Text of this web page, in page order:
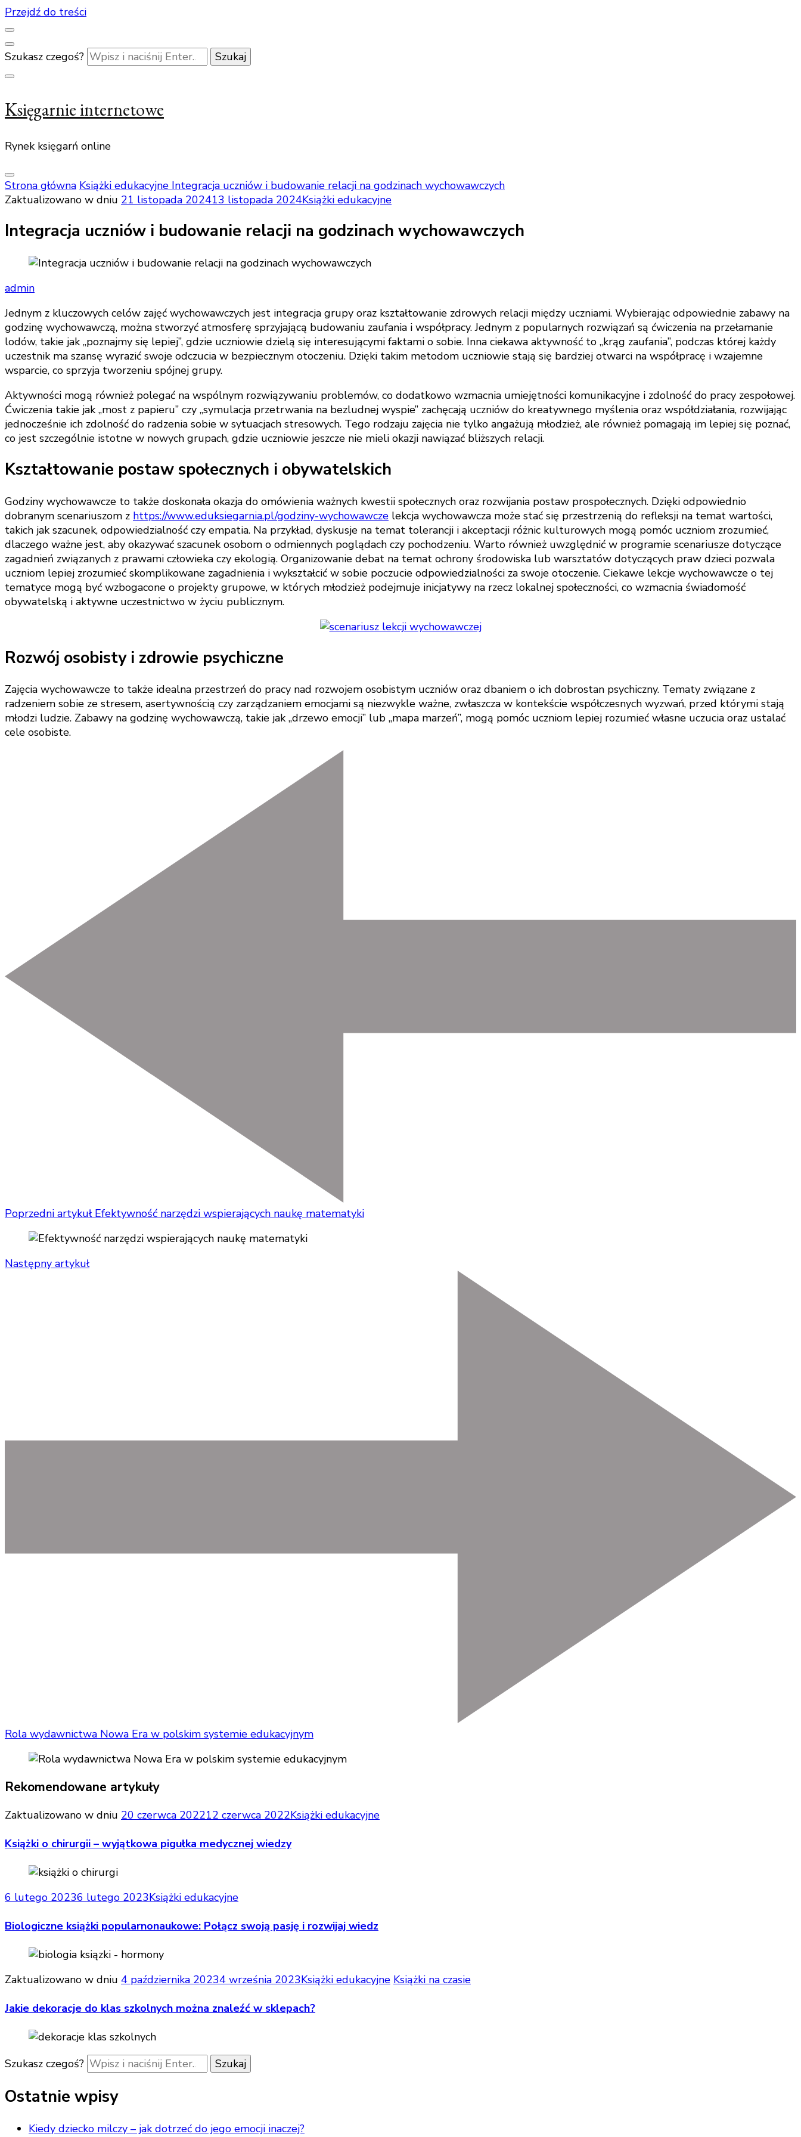
Przejdź do treści
Szukasz czegoś?
Księgarnie internetowe
Rynek księgarń online
Strona główna Książki edukacyjne Integracja uczniów i budowanie relacji na godzinach wychowawczych
Zaktualizowano w dniu 21 listopada 202413 listopada 2024Książki edukacyjne
Integracja uczniów i budowanie relacji na godzinach wychowawczych
admin
Jednym z kluczowych celów zajęć wychowawczych jest integracja grupy oraz kształtowanie zdrowych relacji między uczniami. Wybierając odpowiednie zabawy na
godzinę wychowawczą, można stworzyć atmosferę sprzyjającą budowaniu zaufania i współpracy. Jednym z popularnych rozwiązań są ćwiczenia na przełamanie
lodów, takie jak „poznajmy się lepiej”, gdzie uczniowie dzielą się interesującymi faktami o sobie. Inna ciekawa aktywność to „krąg zaufania”, podczas której każdy
uczestnik ma szansę wyrazić swoje odczucia w bezpiecznym otoczeniu. Dzięki takim metodom uczniowie stają się bardziej otwarci na współpracę i wzajemne
wsparcie, co sprzyja tworzeniu spójnej grupy.
Aktywności mogą również polegać na wspólnym rozwiązywaniu problemów, co dodatkowo wzmacnia umiejętności komunikacyjne i zdolność do pracy zespołowej.
Ćwiczenia takie jak „most z papieru” czy „symulacja przetrwania na bezludnej wyspie” zachęcają uczniów do kreatywnego myślenia oraz współdziałania, rozwijając
jednocześnie ich zdolność do radzenia sobie w sytuacjach stresowych. Tego rodzaju zajęcia nie tylko angażują młodzież, ale również pomagają im lepiej się poznać,
co jest szczególnie istotne w nowych grupach, gdzie uczniowie jeszcze nie mieli okazji nawiązać bliższych relacji.
Kształtowanie postaw społecznych i obywatelskich
Godziny wychowawcze to także doskonała okazja do omówienia ważnych kwestii społecznych oraz rozwijania postaw prospołecznych. Dzięki odpowiednio
dobranym scenariuszom z https://www.eduksiegarnia.pl/godziny-wychowawcze lekcja wychowawcza może stać się przestrzenią do refleksji na temat wartości,
takich jak szacunek, odpowiedzialność czy empatia. Na przykład, dyskusje na temat tolerancji i akceptacji różnic kulturowych mogą pomóc uczniom zrozumieć,
dlaczego ważne jest, aby okazywać szacunek osobom o odmiennych poglądach czy pochodzeniu. Warto również uwzględnić w programie scenariusze dotyczące
zagadnień związanych z prawami człowieka czy ekologią. Organizowanie debat na temat ochrony środowiska lub warsztatów dotyczących praw dzieci pozwala
uczniom lepiej zrozumieć skomplikowane zagadnienia i wykształcić w sobie poczucie odpowiedzialności za swoje otoczenie. Ciekawe lekcje wychowawcze o tej
tematyce mogą być wzbogacone o projekty grupowe, w których młodzież podejmuje inicjatywy na rzecz lokalnej społeczności, co wzmacnia świadomość
obywatelską i aktywne uczestnictwo w życiu publicznym.
Rozwój osobisty i zdrowie psychiczne
Zajęcia wychowawcze to także idealna przestrzeń do pracy nad rozwojem osobistym uczniów oraz dbaniem o ich dobrostan psychiczny. Tematy związane z
radzeniem sobie ze stresem, asertywnością czy zarządzaniem emocjami są niezwykle ważne, zwłaszcza w kontekście współczesnych wyzwań, przed którymi stają
młodzi ludzie. Zabawy na godzinę wychowawczą, takie jak „drzewo emocji” lub „mapa marzeń”, mogą pomóc uczniom lepiej rozumieć własne uczucia oraz ustalać
cele osobiste.
Poprzedni artykuł Efektywność narzędzi wspierających naukę matematyki
Następny artykuł
Rola wydawnictwa Nowa Era w polskim systemie edukacyjnym
Rekomendowane artykuły
Zaktualizowano w dniu 20 czerwca 202212 czerwca 2022Książki edukacyjne
Książki o chirurgii – wyjątkowa pigułka medycznej wiedzy
6 lutego 20236 lutego 2023Książki edukacyjne
Biologiczne książki popularnonaukowe: Połącz swoją pasję i rozwijaj wiedz
Zaktualizowano w dniu 4 października 20234 września 2023Książki edukacyjne Książki na czasie
Jakie dekoracje do klas szkolnych można znaleźć w sklepach?
Szukasz czegoś?
Ostatnie wpisy
Kiedy dziecko milczy – jak dotrzeć do jego emocji inaczej?